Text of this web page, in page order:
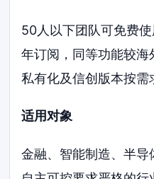
50人以下团队可免费
年订阅，同等功能较海
私有化及信创版本按需
适用对象
金融、智能制造、半